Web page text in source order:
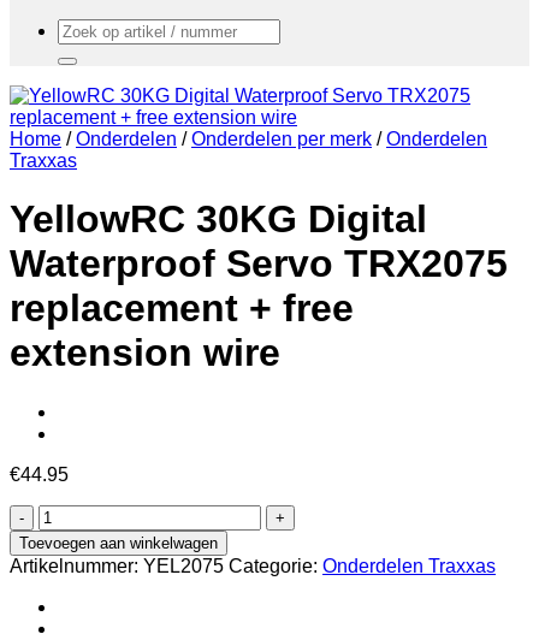
Zoeken
naar:
Home / Onderdelen / Onderdelen per merk / Onderdelen
Traxxas
YellowRC 30KG Digital
Waterproof Servo TRX2075
replacement + free
extension wire
€44.95
YellowRC
30KG
Digital
Waterproof
Servo
TRX2075
Toevoegen aan winkelwagen
Artikelnummer: YEL2075 Categorie: Onderdelen Traxxas